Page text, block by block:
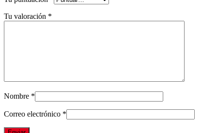
Tu valoración *
Nombre *
Correo electrónico *